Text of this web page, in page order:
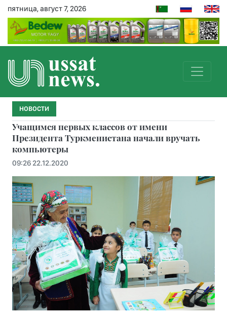
пятница, август 7, 2026
НОВОСТИ
Учащимся первых классов от имени
Президента Туркменистана начали вручать
компьютеры
09:26 22.12.2020